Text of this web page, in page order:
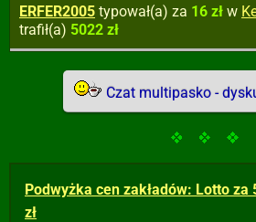
ERFER2005 typował(a) za 16 zł w
trafił(a) 5022 zł
Czat multipasko -
Podwyżka cen zakładów: Lotto za
zł